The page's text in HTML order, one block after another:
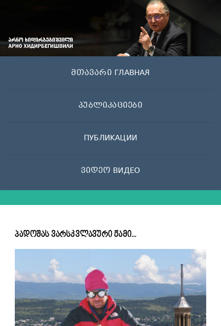
მთავარი ГЛАВНАЯ
პუბლიკაციები
ПУБЛИКАЦИИ
ვიდეო ВИДЕО
პადოშას ვარსკვლავური ჟამი…